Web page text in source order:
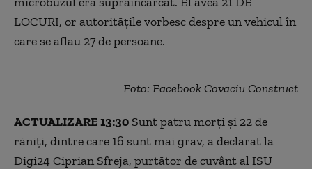
LOCURI, or autoritățile vorbesc despre un vehicul în
care se aflau 27 de persoane.
Foto: Facebook Covaciu Construct
ACTUALIZARE 13:30 Sunt patru morți și 22 de
răniți, dintre care 16 sunt mai grav, a declarat la
Digi24 Ciprian Sfreja, purtător de cuvânt al ISU